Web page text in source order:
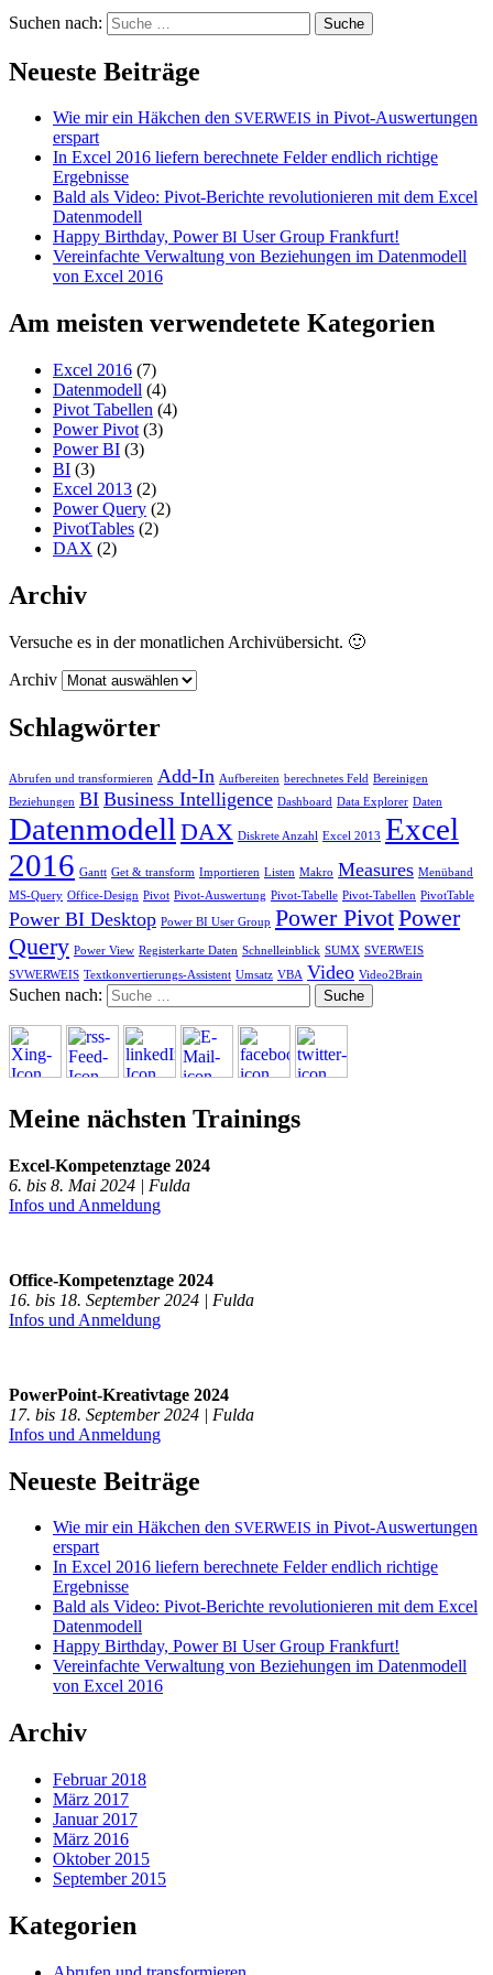
Suchen nach:
Neueste Beiträge
Wie mir ein Häkchen den SVERWEIS in Pivot-Auswertungen
erspart
In Excel 2016 liefern berechnete Felder endlich richtige
Ergebnisse
Bald als Video: Pivot-Berichte revolutionieren mit dem Excel
Datenmodell
Happy Birthday, PowerBI User Group Frankfurt!
Vereinfachte Verwaltung von Beziehungen im Datenmodell
von Excel 2016
Am meisten verwendetete Kategorien
Excel 2016 (7)
Datenmodell (4)
Pivot Tabellen (4)
Power Pivot (3)
Power BI (3)
BI (3)
Excel 2013 (2)
Power Query (2)
PivotTables (2)
DAX (2)
Archiv
Versuche es in der monatlichen Archivübersicht. 🙂
Archiv
Schlagwörter
Abrufen und transformieren Add-In Aufbereiten berechnetes Feld Bereinigen
Beziehungen BI Business Intelligence Dashboard Data Explorer Daten
Datenmodell DAX Diskrete Anzahl Excel 2013 Excel
2016 Gantt Get & transform Importieren Listen Makro Measures Menüband
MS-Query Office-Design Pivot Pivot-Auswertung Pivot-Tabelle Pivot-Tabellen PivotTable
Power BI Desktop Power BI User Group Power PivotPower
Query Power View Registerkarte Daten Schnelleinblick SUMX SVERWEIS
SVWERWEIS Textkonvertierungs-Assistent Umsatz VBA Video Video2Brain
Suchen nach:
Meine nächsten Trainings
Excel-Kompetenztage 2024
6. bis 8. Mai 2024 | Fulda
Infos und Anmeldung
Office-Kompetenztage 2024
16. bis 18. September 2024 | Fulda
Infos und Anmeldung
PowerPoint-Kreativtage 2024
17. bis 18. September 2024 | Fulda
Infos und Anmeldung
Neueste Beiträge
Wie mir ein Häkchen den SVERWEIS in Pivot-Auswertungen
erspart
In Excel 2016 liefern berechnete Felder endlich richtige
Ergebnisse
Bald als Video: Pivot-Berichte revolutionieren mit dem Excel
Datenmodell
Happy Birthday, PowerBI User Group Frankfurt!
Vereinfachte Verwaltung von Beziehungen im Datenmodell
von Excel 2016
Archiv
Februar 2018
März 2017
Januar 2017
März 2016
Oktober 2015
September 2015
Kategorien